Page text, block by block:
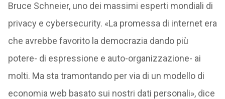
Bruce Schneier, uno dei massimi esperti mondiali di
privacy e cybersecurity. «La promessa di internet era
che avrebbe favorito la democrazia dando più
potere- di espressione e auto-organizzazione- ai
molti. Ma sta tramontando per via di un modello di
economia web basato sui nostri dati personali», dice